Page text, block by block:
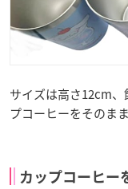
サイズは高さ12cm
プコーヒーをそのま
カップコーヒー